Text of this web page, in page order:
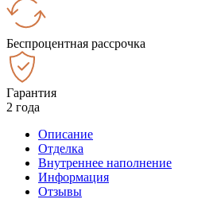
Беспроцентная рассрочка
Гарантия
2 года
Описание
Отделка
Внутреннее наполнение
Информация
Отзывы